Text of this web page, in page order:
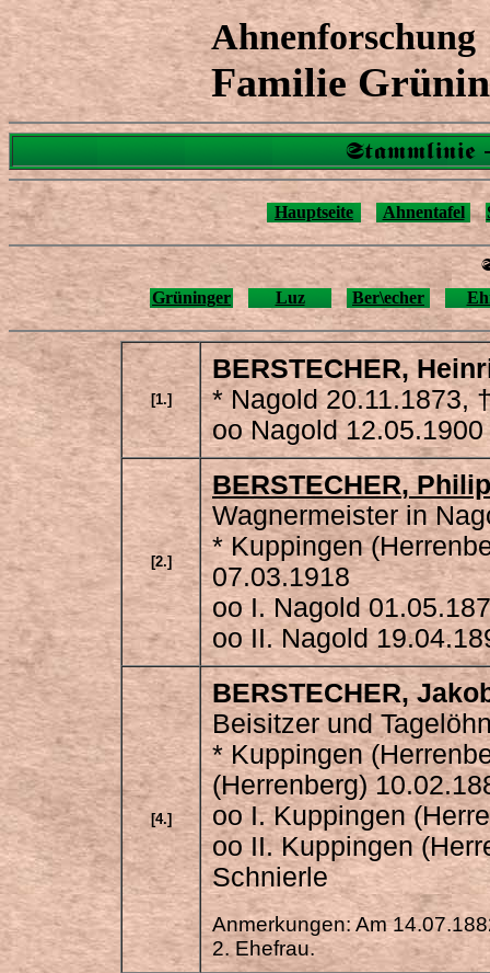
Ahnenforschung
Familie
Stammlinie
Hauptseite Ahnentafel
Grüninger Luz Ber\echer
[1.]
BERSTECHER,
* Nagold 20.11.1873,
oo Nagold
[2.]
BERSTECHER,
Wagnermeister in
* Kuppingen
07.03.1918
oo I. Nagold
oo II. Nagold
[4.]
BERSTECHER,
Beisitzer und
* Kuppingen
(Herrenberg)
oo I. Kuppingen
oo II. Kuppingen
Schnierle
Anmerkungen: Am
2. Ehefrau.